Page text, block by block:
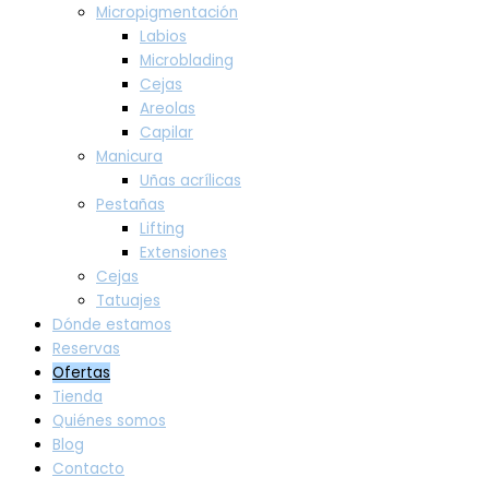
Micropigmentación
Labios
Microblading
Cejas
Areolas
Capilar
Manicura
Uñas acrílicas
Pestañas
Lifting
Extensiones
Cejas
Tatuajes
Dónde estamos
Reservas
Ofertas
Tienda
Quiénes somos
Blog
Contacto